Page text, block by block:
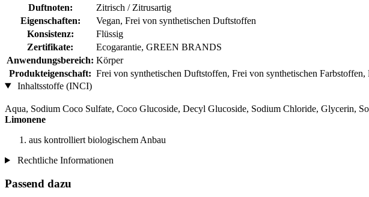
Duftnoten:
Zitrisch / Zitrusartig
Eigenschaften:
Vegan, Frei von synthetischen Duftstoffen
Konsistenz:
Flüssig
Zertifikate:
Ecogarantie, GREEN BRANDS
Anwendungsbereich: Körper
Produkteigenschaft: Frei von synthetischen Duftstoffen, Frei von synthetischen
Inhaltsstoffe (INCI)
Aqua, Sodium Coco­ Sulfate, Coco Glucoside, Decyl Glucoside, Sodium Chloride, Glycerin,
Limonene
aus kontrolliert biologischem Anbau
Rechtliche Informationen
Passend dazu